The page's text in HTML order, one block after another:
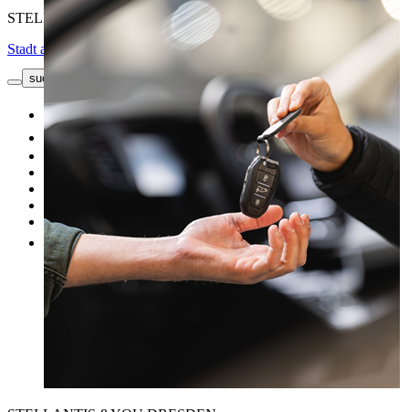
STELLANTIS &YOU DRESDEN
Stadt auswählen
suche button - icon Kontakt
Neuwagen
Gebrauchtwagen
Top Angebote
Unsere Marken
Fahrzeug verkaufen
Mehr